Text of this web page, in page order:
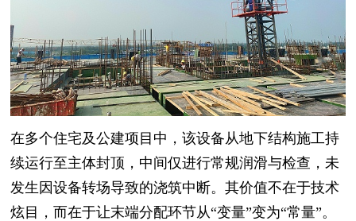
在多个住宅及公建项目中，该设备从地下结构施工持
续运行至主体封顶，中间仅进行常规润滑与检查，未
发生因设备转场导致的浇筑中断。其价值不在于技术
炫目，而在于让末端分配环节从“变量”变为“常量”。